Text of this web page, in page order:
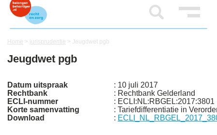
Home > jurisprudentie > Jeugdwet pgb
Jeugdwet pgb
Datum uitspraak
: 10 juli 2017
Rechtbank
: Rechtbank Gelderland
ECLI-nummer
: ECLI:NL:RBGEL:2017:3801
Korte samenvatting
: Tariefdifferentiatie in
Download
: